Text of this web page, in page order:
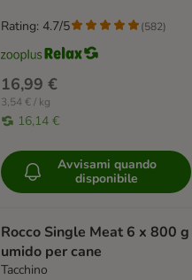
16,99 €
3,54 € / kg
16,14 €
Rating: 4.7/5 (582)
Avvisami quando
disponibile
Rocco Single Meat 6 x 800 g
umido per cane
Tacchino